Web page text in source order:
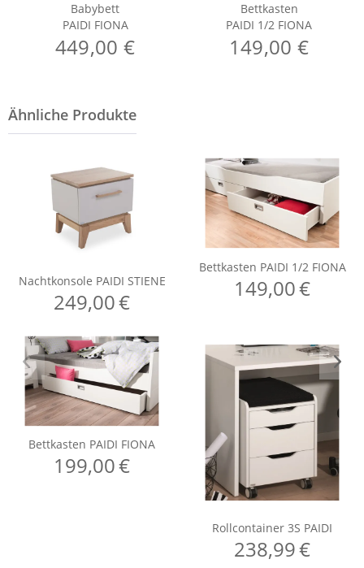
Babybett
PAIDI FIONA
449,00 €
Bettkasten
PAIDI 1/2 FIONA
149,00 €